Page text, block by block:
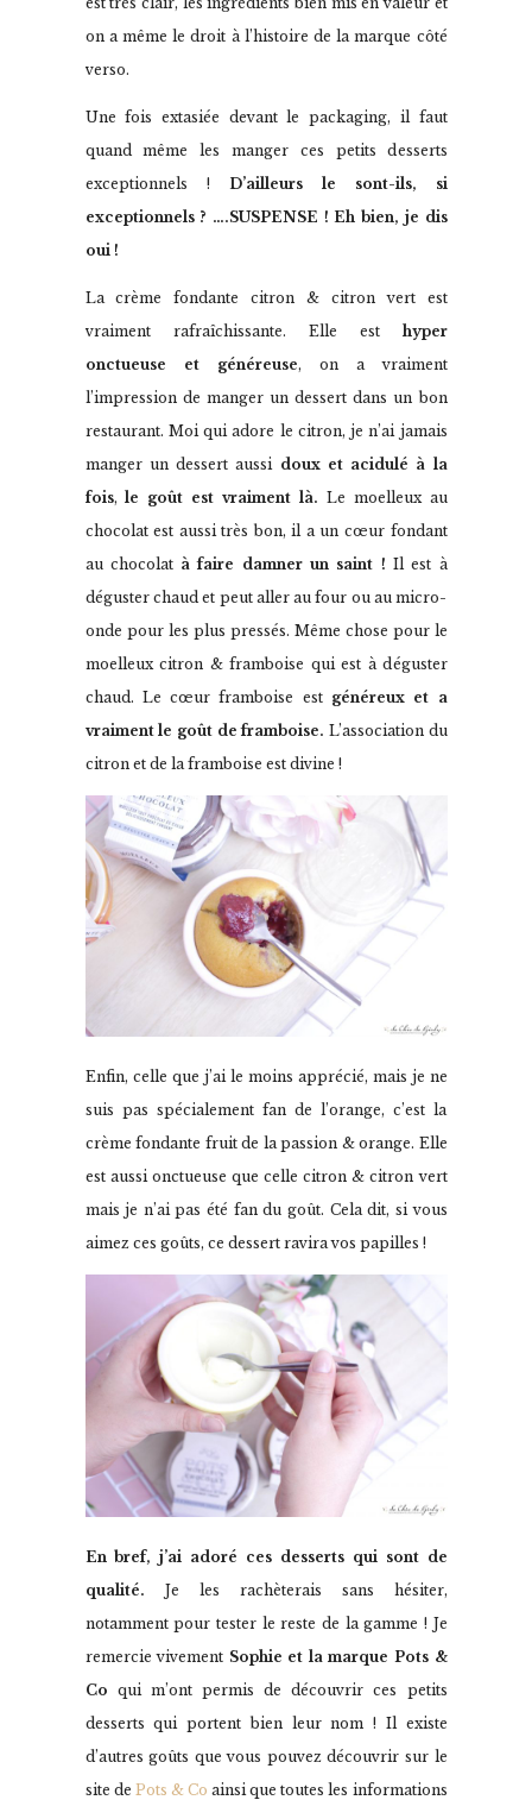
on a même le droit à l’histoire de la marque côté
verso.
Une fois extasiée devant le packaging, il faut
quand même les manger ces petits desserts
exceptionnels ! D’ailleurs le sont-ils, si
exceptionnels ? ….SUSPENSE ! Eh bien, je dis
oui !
La crème fondante citron & citron vert est
vraiment rafraîchissante. Elle est hyper
onctueuse et généreuse, on a vraiment
l’impression de manger un dessert dans un bon
restaurant. Moi qui adore le citron, je n’ai jamais
manger un dessert aussi doux et acidulé à la
fois,le goût est vraiment là. Le moelleux au
chocolat est aussi très bon, il a un cœur fondant
au chocolat à faire damner un saint ! Il est à
déguster chaud et peut aller au four ou au micro-
onde pour les plus pressés. Même chose pour le
moelleux citron & framboise qui est à déguster
chaud. Le cœur framboise est généreux et a
vraiment le goût de framboise. L’association du
citron et de la framboise est divine !
Enfin, celle que j’ai le moins apprécié, mais je ne
suis pas spécialement fan de l’orange, c’est la
crème fondante fruit de la passion & orange. Elle
est aussi onctueuse que celle citron & citron vert
mais je n’ai pas été fan du goût. Cela dit, si vous
aimez ces goûts, ce dessert ravira vos papilles !
En bref, j’ai adoré ces desserts qui sont de
qualité. Je les rachèterais sans hésiter,
notamment pour tester le reste de la gamme ! Je
remercie vivement Sophie et la marque Pots &
Co qui m’ont permis de découvrir ces petits
desserts qui portent bien leur nom ! Il existe
d’autres goûts que vous pouvez découvrir sur le
site de Pots & Co ainsi que toutes les informations